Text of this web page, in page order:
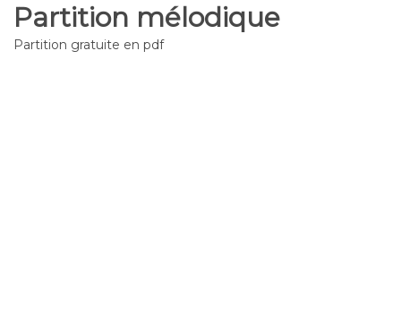
Partition mélodique
Partition gratuite en pdf